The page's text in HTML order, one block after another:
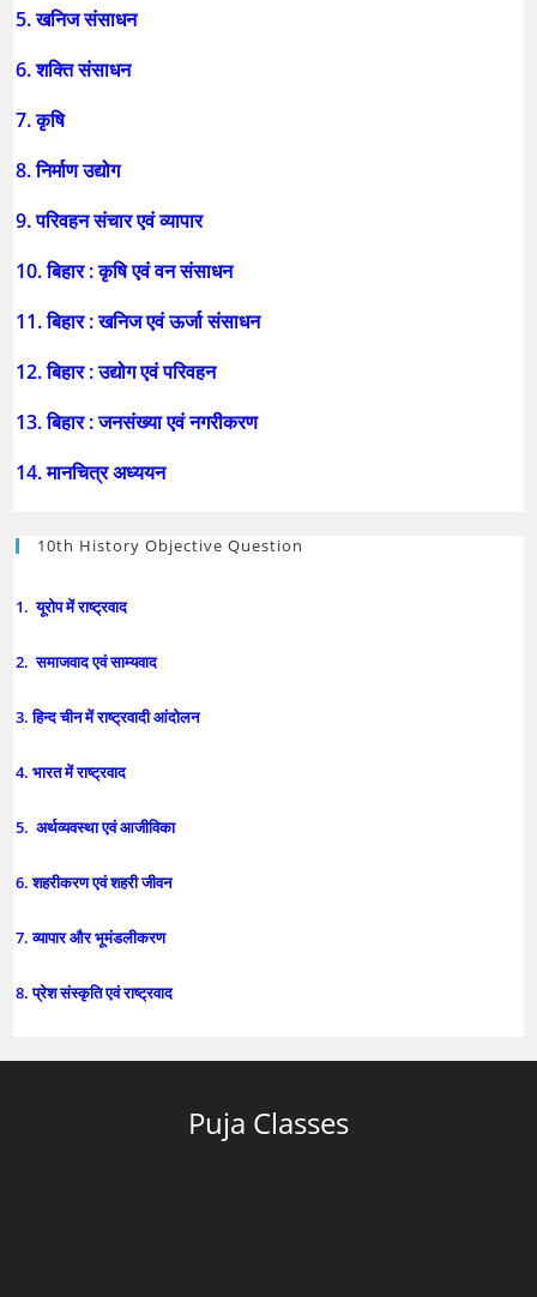
5. खनिज संसाधन
6. शक्ति संसाधन
7. कृषि
8. निर्माण उद्योग
9. परिवहन संचार एवं व्यापार
10. बिहार : कृषि एवं वन संसाधन
11. बिहार : खनिज एवं ऊर्जा संसाधन
12. बिहार : उद्योग एवं परिवहन
13. बिहार : जनसंख्या एवं नगरीकरण
14. मानचित्र अध्ययन
10th History Objective Question
1. यूरोप में राष्ट्रवाद
2. समाजवाद एवं साम्यवाद
3. हिन्द चीन में राष्ट्रवादी आंदोलन
4. भारत में राष्ट्रवाद
5. अर्थव्यवस्था एवं आजीविका
6. शहरीकरण एवं शहरी जीवन
7. व्यापार और भूमंडलीकरण
8. प्रेश संस्कृति एवं राष्ट्रवाद
Puja Classes